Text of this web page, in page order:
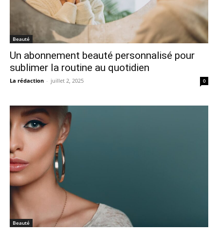
Beauté
Un abonnement beauté personnalisé pour
sublimer la routine au quotidien
La rédaction - juillet 2, 2025 0
Beauté